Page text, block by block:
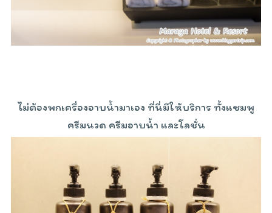
ไม่ต้องพกเครื่องอาบน้ำมาเอง ที่นี่มีให้บริการ ทั้งแชมพู
ครีมนวด ครีมอาบน้ำ และโลชั่น